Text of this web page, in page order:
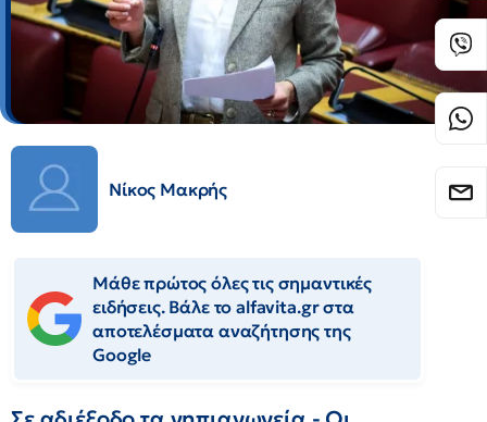
Νίκος Μακρής
Μάθε πρώτος όλες τις σημαντικές
ειδήσεις. Βάλε το alfavita.gr στα
αποτελέσματα αναζήτησης της
Google